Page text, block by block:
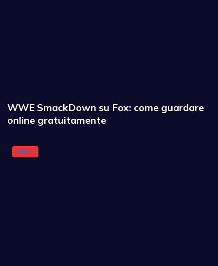
WWE SmackDown su Fox: come guardare
online gratuitamente
Altro